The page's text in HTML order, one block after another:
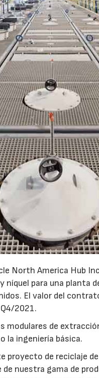
North America Hub
para una planta
El valor del
2021.
de
la ingeniería básica.
de reciclaje
nuestra gama de